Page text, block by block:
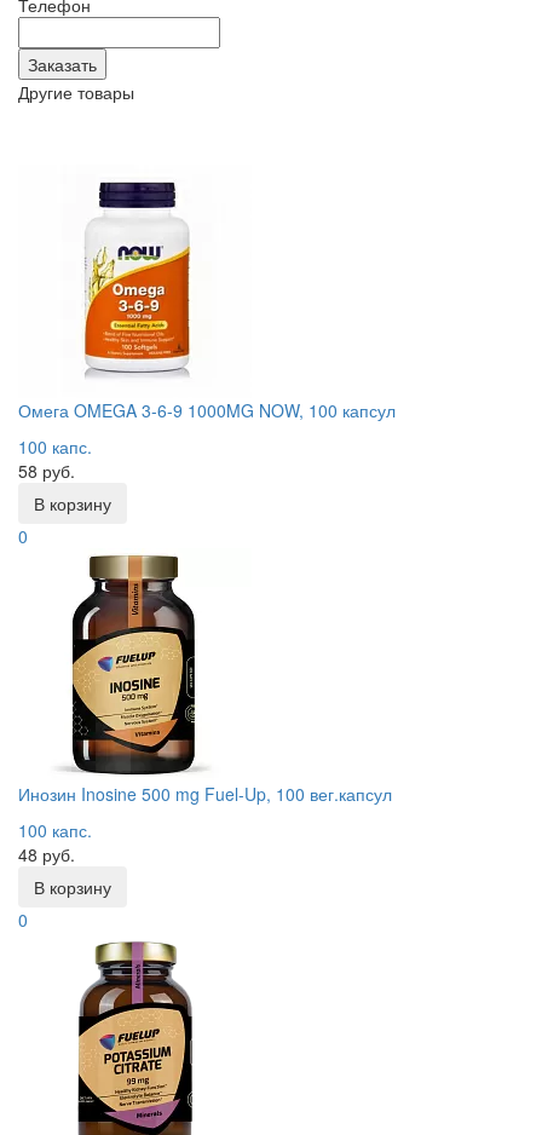
Телефон
Другие товары
Омега OMEGA 3-6-9 1000MG NOW, 100 капсул
100 капс.
58 руб.
В корзину
0
Инозин Inosine 500 mg Fuel-Up, 100 вег.капсул
100 капс.
48 руб.
В корзину
0